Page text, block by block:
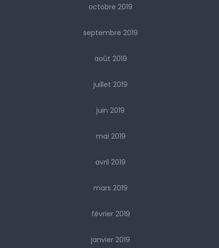
octobre 2019
septembre 2019
août 2019
juillet 2019
juin 2019
mai 2019
avril 2019
mars 2019
février 2019
janvier 2019